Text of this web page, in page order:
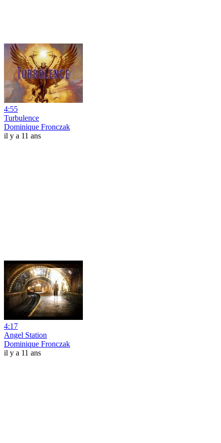
4:55
Turbulence
Dominique Fronczak
il y a 11 ans
4:17
Angel Station
Dominique Fronczak
il y a 11 ans